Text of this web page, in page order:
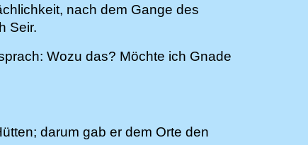
nach dem Gange des
Seir.
Wozu das? Möchte ich Gnade
darum gab er dem Orte den